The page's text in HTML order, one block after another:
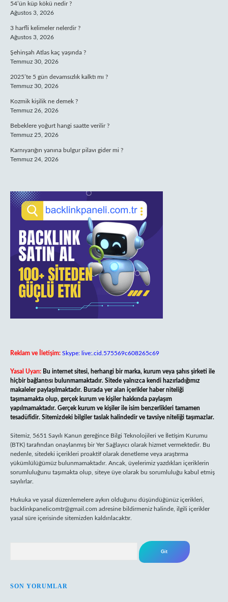
54’ün küp kökü nedir ?
Ağustos 3, 2026
3 harfli kelimeler nelerdir ?
Ağustos 3, 2026
Şehinşah Atlas kaç yaşında ?
Temmuz 30, 2026
2025’te 5 gün devamsızlık kalktı mı ?
Temmuz 30, 2026
Kozmik kişilik ne demek ?
Temmuz 26, 2026
Bebeklere yoğurt hangi saatte verilir ?
Temmuz 25, 2026
Karnıyarığın yanına bulgur pilavı gider mi ?
Temmuz 24, 2026
Reklam ve İletişim: Skype: live:.cid.575569c608265c69
Yasal Uyarı: Bu internet sitesi, herhangi bir marka, kurum veya şahıs şirketi ile
hiçbir bağlantısı bulunmamaktadır. Sitede yalnızca kendi hazırladığımız
makaleler paylaşılmaktadır. Burada yer alan içerikler haber niteliği
taşımamakta olup, gerçek kurum ve kişiler hakkında paylaşım
yapılmamaktadır. Gerçek kurum ve kişiler ile isim benzerlikleri tamamen
tesadüfidir. Sitemizdeki bilgiler taslak halindedir ve tavsiye niteliği taşımazlar.
Sitemiz, 5651 Sayılı Kanun gereğince Bilgi Teknolojileri ve İletişim Kurumu
(BTK) tarafından onaylanmış bir Yer Sağlayıcı olarak hizmet vermektedir. Bu
nedenle, sitedeki içerikleri proaktif olarak denetleme veya araştırma
yükümlülüğümüz bulunmamaktadır. Ancak, üyelerimiz yazdıkları içeriklerin
sorumluluğunu taşımakta olup, siteye üye olarak bu sorumluluğu kabul etmiş
sayılırlar.
Hukuka ve yasal düzenlemelere aykırı olduğunu düşündüğünüz içerikleri,
backlinkpanelicomtr@gmail.com adresine bildirmeniz halinde, ilgili içerikler
yasal süre içerisinde sitemizden kaldırılacaktır.
SON YORUMLAR